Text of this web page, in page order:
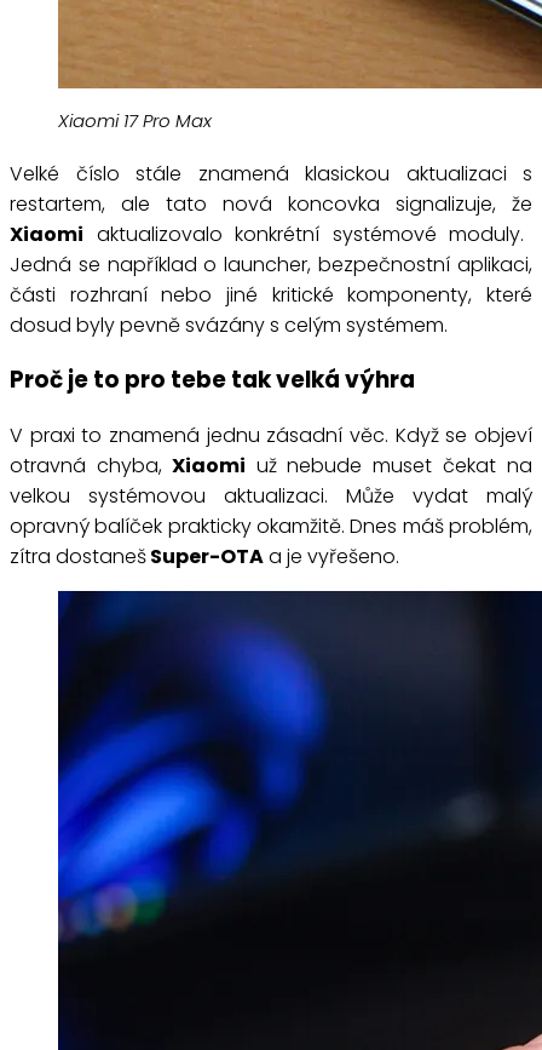
Xiaomi 17 Pro Max
Velké číslo stále znamená klasickou aktualizaci s
restartem, ale tato nová koncovka signalizuje, že
Xiaomi aktualizovalo konkrétní systémové moduly.
Jedná se například o launcher, bezpečnostní aplikaci,
části rozhraní nebo jiné kritické komponenty, které
dosud byly pevně svázány s celým systémem.
Proč je to pro tebe tak velká výhra
V praxi to znamená jednu zásadní věc. Když se objeví
otravná chyba,Xiaomi už nebude muset čekat na
velkou systémovou aktualizaci. Může vydat malý
opravný balíček prakticky okamžitě. Dnes máš problém,
zítra dostanešSuper-OTAa je vyřešeno.